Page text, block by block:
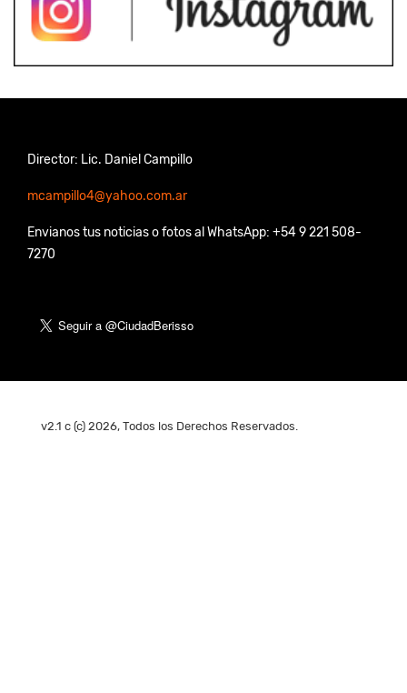
Director: Lic. Daniel Campillo
mcampillo4@yahoo.com.ar
Envianos tus noticias o fotos al WhatsApp: +54 9 221 508-
7270
v2.1 c (c) 2026, Todos los Derechos Reservados.